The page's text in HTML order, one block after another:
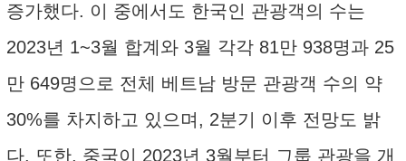
증가했다. 이 중에서도 한국인 관광객의 수는
2023년 1~3월 합계와 3월 각각 81만 938명과 25
만 649명으로 전체 베트남 방문 관광객 수의 약
30%를 차지하고 있으며, 2분기 이후 전망도 밝
다. 또한, 중국이 2023년 3월부터 그룹 관광을 개